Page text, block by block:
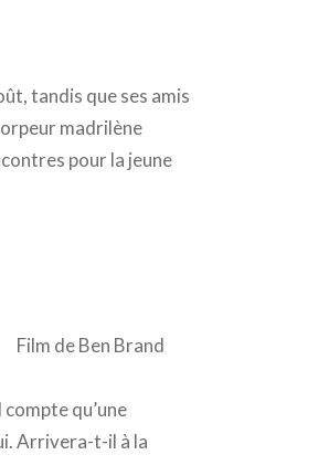
tandis que ses amis
madrilène
pour la jeune
Film de Ben Brand
qu’une
Arrivera-t-il à la